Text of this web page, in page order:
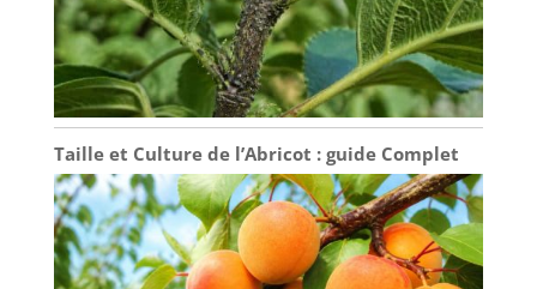
Taille et Culture de l’Abricot : guide Complet